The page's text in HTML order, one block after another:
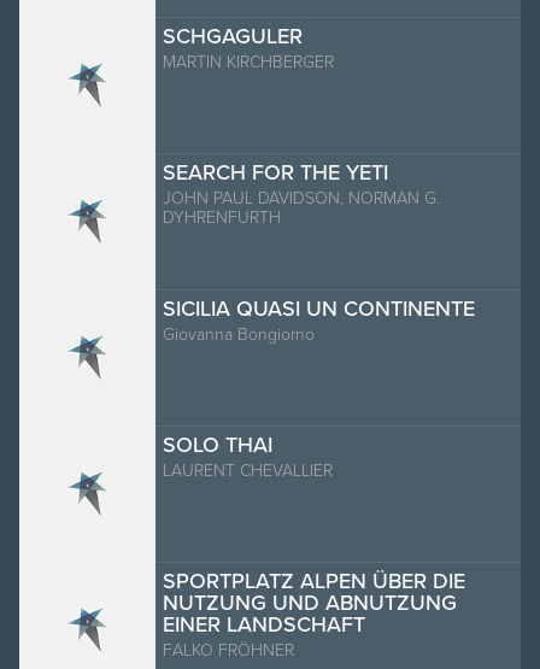
SCHGAGULER
MARTIN KIRCHBERGER
SEARCH FOR THE YETI
JOHN PAUL DAVIDSON, NORMAN G.
DYHRENFURTH
SICILIA QUASI UN CONTINENTE
Giovanna Bongiorno
SOLO THAI
LAURENT CHEVALLIER
SPORTPLATZ ALPEN ÜBER DIE
NUTZUNG UND ABNUTZUNG
EINER LANDSCHAFT
FALKO FRÖHNER